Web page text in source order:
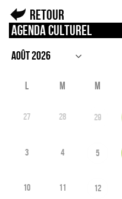
Retour
Agenda culturel
L M M
27 28 29
3 4 5
10 11 12